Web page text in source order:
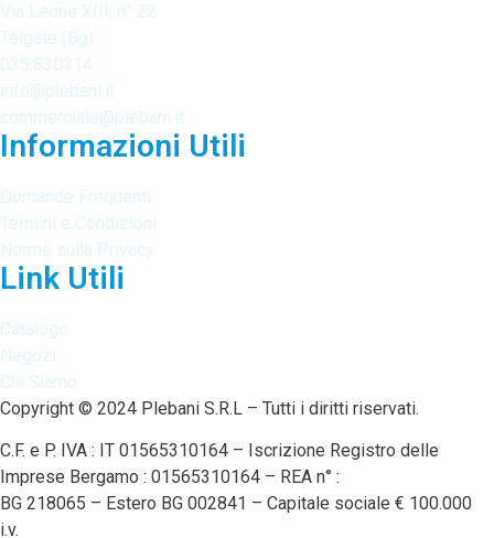
Via Leone XIII, n° 22
Telgate (Bg)
035.830314
info@plebani.it
commerciale@plebani.it
Informazioni Utili
Domande Frequenti
Termini e Condizioni
Norme sulla Privacy
Link Utili
Catalogo
Negozi
Chi Siamo
Copyright © 2024 Plebani S.R.L – Tutti i diritti riservati.
C.F. e P. IVA : IT 01565310164 – Iscrizione Registro delle
Imprese Bergamo : 01565310164 – REA n° :
BG 218065 – Estero BG 002841 – Capitale sociale € 100.000
i.v.